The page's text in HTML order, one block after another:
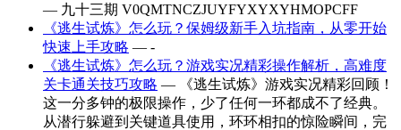
— 九十三期 V0QMTNCZJUYFYXYXYHMOPCFF
《逃生试炼》怎么玩？保姆级新手入坑指南，从零开始
快速上手攻略 — -
《逃生试炼》怎么玩？游戏实况精彩操作解析，高难度
关卡通关技巧攻略 — 《逃生试炼》游戏实况精彩回顾！
这一分多钟的极限操作，少了任何一环都成不了经典。
从潜行躲避到关键道具使用，环环相扣的惊险瞬间，完